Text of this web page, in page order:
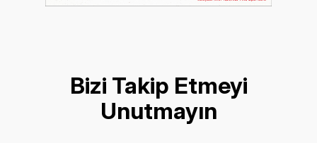
Bizi Takip Etmeyi
Unutmayın